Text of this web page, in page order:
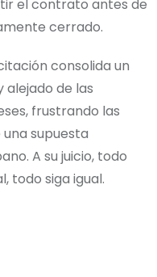
el contrato antes de
cerrado.
consolida un
alejado de las
frustrando las
supuesta
A su juicio, todo
todo siga igual.